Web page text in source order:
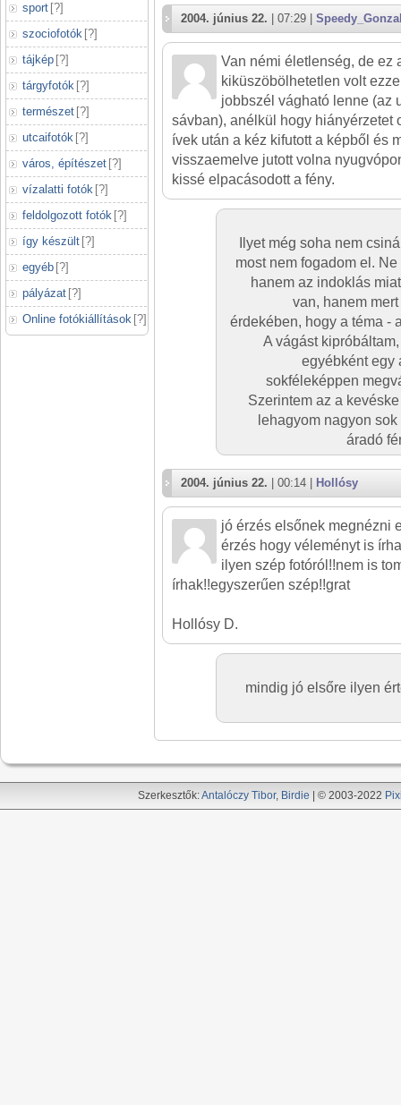
sport [?]
szociofotók [?]
tájkép [?]
tárgyfotók [?]
természet [?]
utcaifotók [?]
város, építészet [?]
vízalatti fotók [?]
feldolgozott fotók [?]
így készült [?]
egyéb [?]
pályázat [?]
Online fotókiállítások [?]
2004. június 22. | 07:29 |
Van némi életlenség, de ez
kiküszöbölhetetlen volt
jobbszél vágható lenne (az
sávban), anélkül hogy hiányérzetet
ívek után a kéz kifutott a képből és
visszaemelve jutott volna
kissé elpacásodott a fény.
Ilyet még soha nem
most nem fogadom el.
hanem az indoklás
van, hanem
érdekében, hogy a téma -
A vágást
egyébként egy
sokféleképpen
Szerintem az a
lehagyom nagyon
áradó
2004. június 22. | 00:14 | Hollósy
jó érzés elsőnek megnézni
érzés hogy véleményt is
ilyen szép fotóról!!nem is
írhak!!egyszerűen szép!!grat
Hollósy D.
mindig jó elsőre ilyen
Szerkesztők:Antalóczy Tibor, Birdie | © 2003-2022